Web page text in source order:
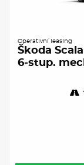
Operativní leasing
Škoda
6-stup.